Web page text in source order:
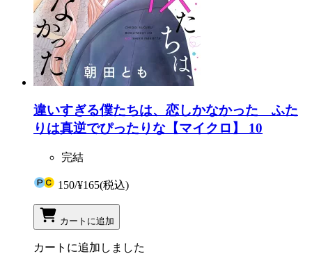
違いすぎる僕たちは、恋しかなかった ふた
りは真逆でぴったりな【マイクロ】 10
完結
150/¥165(税込)
カートに追加
カートに追加しました